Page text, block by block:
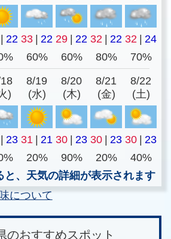
| 22 33 | 22 29 | 22 32 | 22 32 | 24
60% 60% 80% 70%
)
8/19
(水)
8/20
(木)
8/21
(金)
8/22
(土)
| 23 31 | 21 30 | 23 30 | 23 30 | 23
20% 90% 20%
40%
と、天気の詳細が表示されます
について
のおすすめスポット